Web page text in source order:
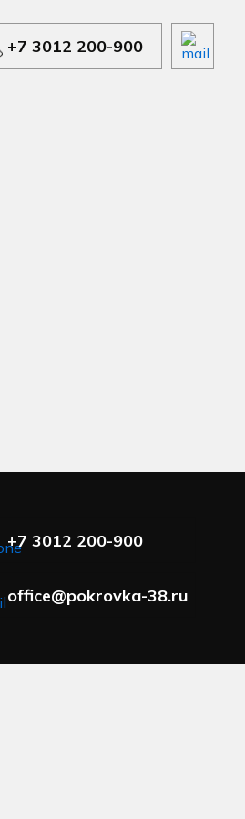
+7 3012 200-900
+7 3012 200-900
office@pokrovka-38.ru